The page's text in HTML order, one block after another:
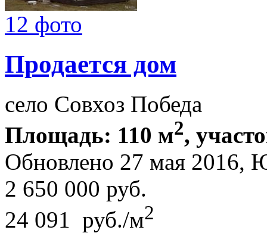
12 фото
Продается дом
село Совхоз Победа
Площадь: 110 м2,
Обновлено 27 мая
2 650 000 руб.
24 091 руб./м2